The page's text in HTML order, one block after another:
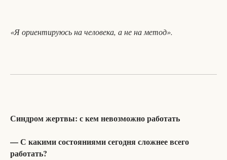
«Я ориентируюсь на человека, а не на метод».
Синдром жертвы: с кем невозможно работать
— С какими состояниями сегодня сложнее всего
работать?